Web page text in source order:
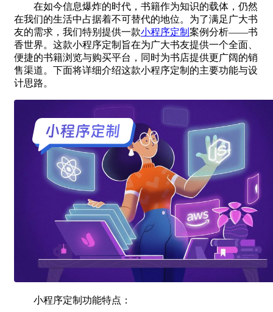
在如今信息爆炸的时代，书籍作为知识的载体，仍然
在我们的生活中占据着不可替代的地位。为了满足广大书
友的需求，我们特别提供一款小程序定制 案例分析——书
香世界。这款小程序定制旨在为广大书友提供一个全面、
便捷的书籍浏览与购买平台，同时为书店提供更广阔的销
售渠道。下面将详细介绍这款小程序定制的主要功能与设
计思路。
小程序定制功能特点：